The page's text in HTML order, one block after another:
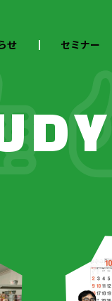
せ セミナー